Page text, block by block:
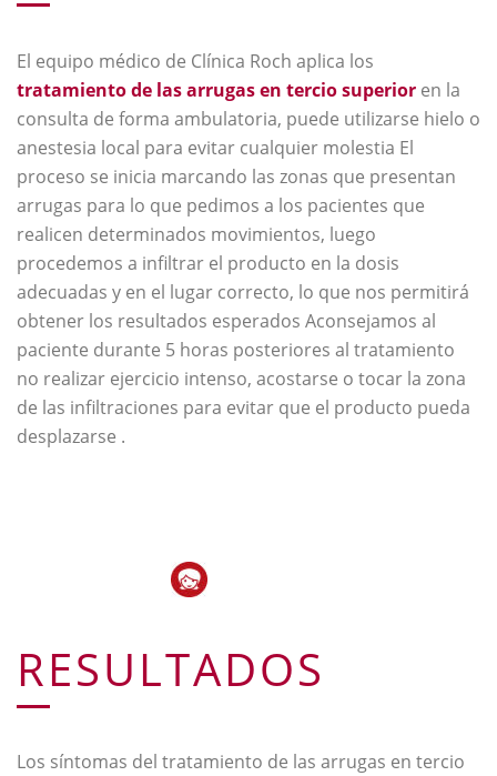
El equipo médico de Clínica Roch aplica los
tratamiento de las arrugas en tercio superior en la
consulta de forma ambulatoria, puede utilizarse hielo o
anestesia local para evitar cualquier molestia El
proceso se inicia marcando las zonas que presentan
arrugas para lo que pedimos a los pacientes que
realicen determinados movimientos, luego
procedemos a infiltrar el producto en la dosis
adecuadas y en el lugar correcto, lo que nos permitirá
obtener los resultados esperados Aconsejamos al
paciente durante 5 horas posteriores al tratamiento
no realizar ejercicio intenso, acostarse o tocar la zona
de las infiltraciones para evitar que el producto pueda
desplazarse .
RESULTADOS
Los síntomas del tratamiento de las arrugas en tercio